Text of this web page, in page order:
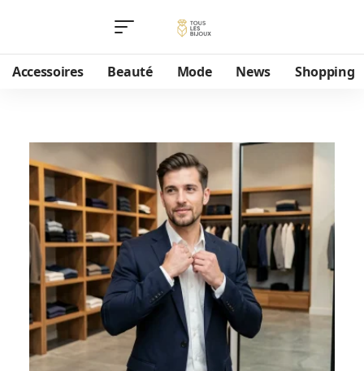
Accessoires Beauté Mode News Shopping